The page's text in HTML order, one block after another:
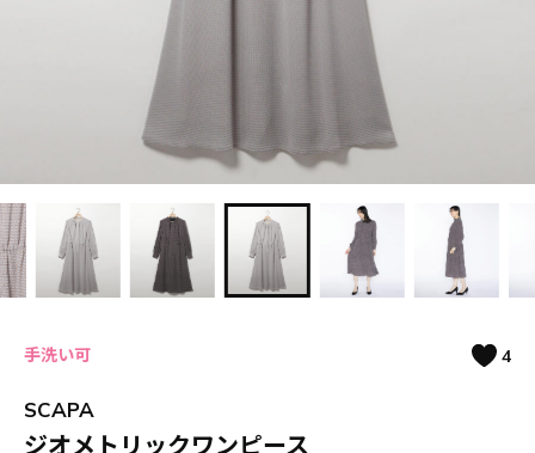
手洗い可 4
SCAPA
ジオメトリックワンピース